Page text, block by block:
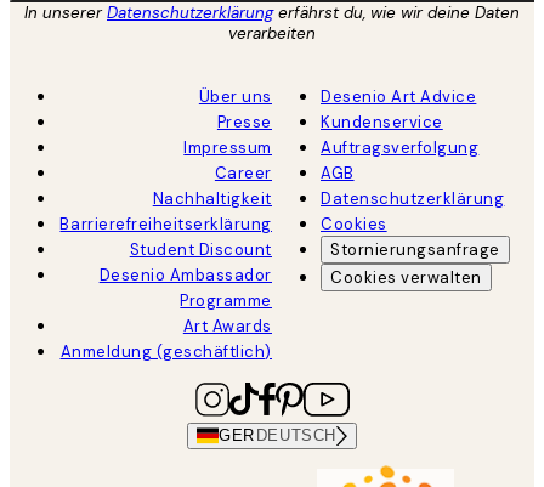
In unsererDatenschutzerklärungerfährst du, wie wir deine Daten
verarbeiten
Über uns
Presse
Impressum
Career
Nachhaltigkeit
Barrierefreiheitserklärung
Student Discount
Desenio Ambassador
Programme
Art Awards
Anmeldung (geschäftlich)
Desenio Art Advice
Kundenservice
Auftragsverfolgung
AGB
Datenschutzerklärung
Cookies
Stornierungsanfrage
Cookies verwalten
GER DEUTSCH